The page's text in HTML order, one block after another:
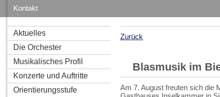
Kontakt
Aktuelles
Die Orchester
Musikalisches Profil
Konzerte und Auftritte
Orientierungsstufe
Zurück
Blasmusik im
Am 7. August freuten sich die